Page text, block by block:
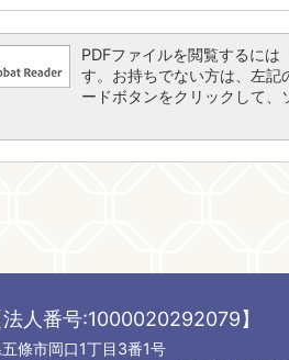
PDFファイルを閲覧するに
す。お持ちでない方は、左
ードボタンをクリックして、
法人番号:1000020292079】
條市岡口1丁目3番1号